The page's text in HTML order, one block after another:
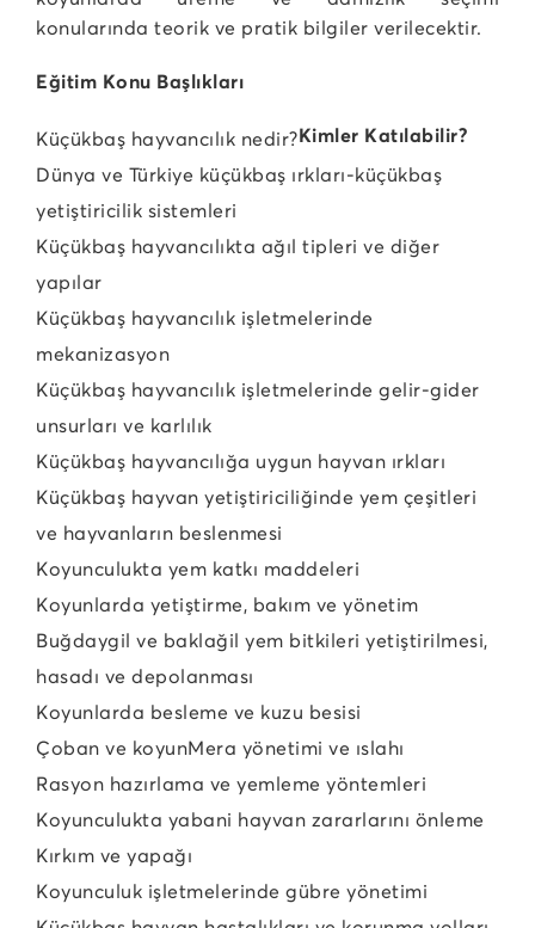
konularında teorik ve pratik bilgiler verilecektir.
Eğitim Konu Başlıkları
Küçükbaş hayvancılık nedir?
Dünya ve Türkiye küçükbaş ırkları-küçükbaş
yetiştiricilik sistemleri
Küçükbaş hayvancılıkta ağıl tipleri ve diğer
yapılar
Küçükbaş hayvancılık işletmelerinde
mekanizasyon
Küçükbaş hayvancılık işletmelerinde gelir-gider
unsurları ve karlılık
Küçükbaş hayvancılığa uygun hayvan ırkları
Küçükbaş hayvan yetiştiriciliğinde yem çeşitleri
ve hayvanların beslenmesi
Koyunculukta yem katkı maddeleri
Koyunlarda yetiştirme, bakım ve yönetim
Buğdaygil ve baklağil yem bitkileri yetiştirilmesi,
hasadı ve depolanması
Koyunlarda besleme ve kuzu besisi
Çoban ve koyunMera yönetimi ve ıslahı
Rasyon hazırlama ve yemleme yöntemleri
Koyunculukta yabani hayvan zararlarını önleme
Kırkım ve yapağı
Koyunculuk işletmelerinde gübre yönetimi
Kimler Katılabilir?